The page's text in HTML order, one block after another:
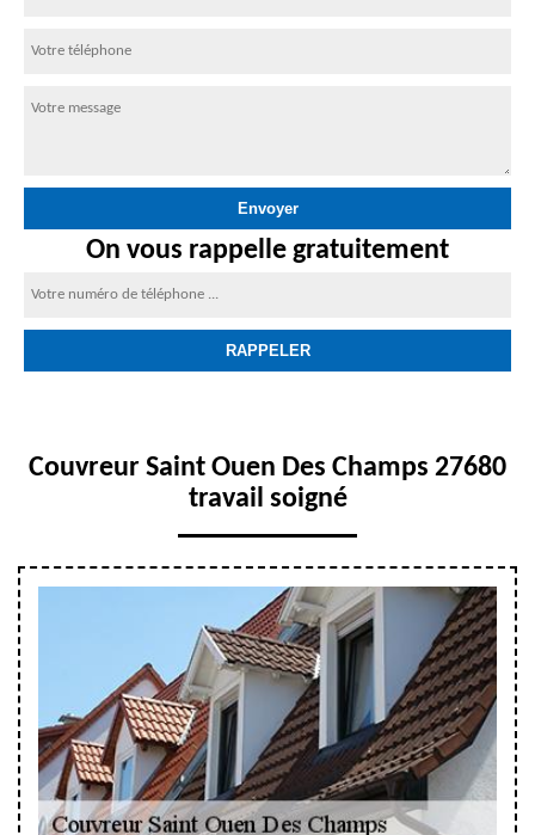
On vous rappelle gratuitement
Couvreur Saint Ouen Des Champs 27680
travail soigné